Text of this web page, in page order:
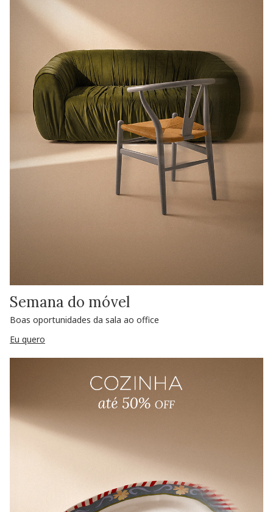
Semana do móvel
Boas oportunidades da sala ao office
Eu quero